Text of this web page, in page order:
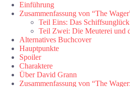
Einführung
Zusammenfassung von “The
Teil Eins: Das
Teil Zwei: Die Meuterei und
Alternatives Buchcover
Hauptpunkte
Spoiler
Charaktere
Über David Grann
Zusammenfassung von “The